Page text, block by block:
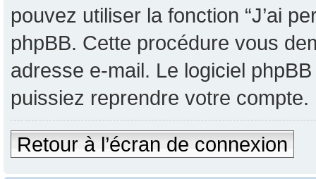
pouvez utiliser la fonction “J’ai
phpBB. Cette procédure vous
adresse e-mail. Le logiciel
puissiez reprendre votre compte.
Retour à l’écran de connexion